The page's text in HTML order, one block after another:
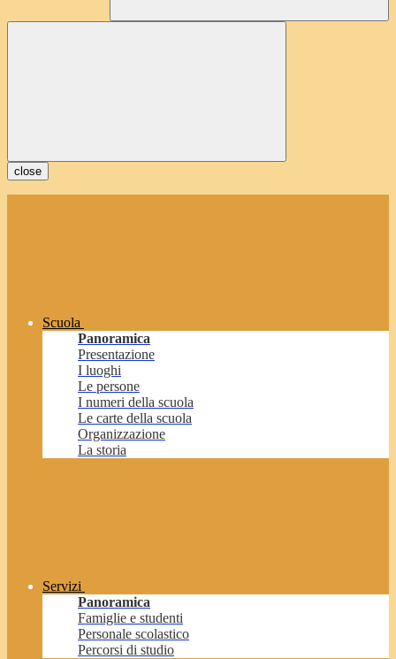
close
Scuola
Panoramica
Presentazione
I luoghi
Le persone
I numeri della scuola
Le carte della scuola
Organizzazione
La storia
Servizi
Panoramica
Famiglie e studenti
Personale scolastico
Percorsi di studio